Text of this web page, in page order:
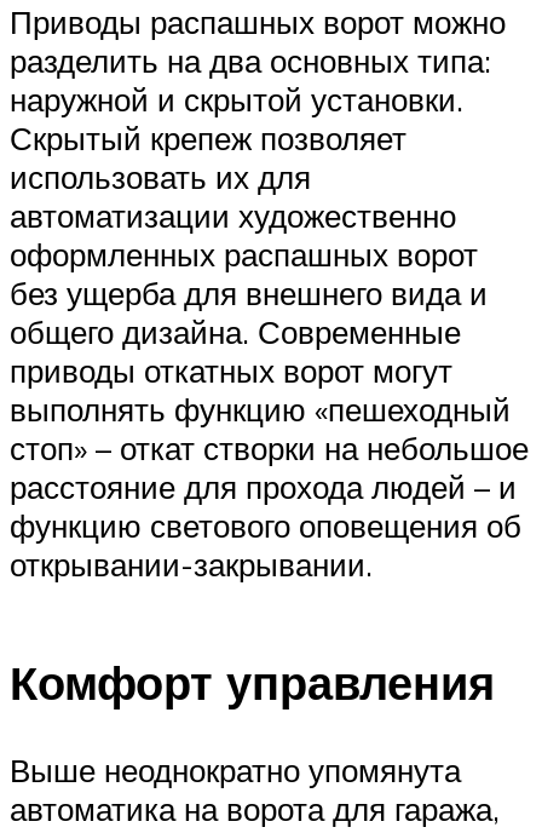
Приводы распашных ворот можно
разделить на два основных типа:
наружной и скрытой установки.
Скрытый крепеж позволяет
использовать их для
автоматизации художественно
оформленных распашных ворот
без ущерба для внешнего вида и
общего дизайна. Современные
приводы откатных ворот могут
выполнять функцию «пешеходный
стоп» – откат створки на небольшое
расстояние для прохода людей – и
функцию светового оповещения об
открывании-закрывании.
Комфорт управления
Выше неоднократно упомянута
автоматика на ворота для гаража,